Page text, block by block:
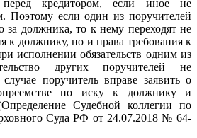
перед кредитором, если иное не
Поэтому если один из поручителей
за должника, то к нему переходят не
к должнику, но и права требования к
исполнении обязательств одним из
других поручителей не
поручитель вправе заявить о
по иску к должнику и
Судебной коллегии по
Суда РФ от 24.07.2018 № 64-